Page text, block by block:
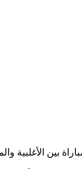
بين الأغلبية